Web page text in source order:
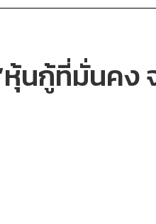
นกู้ที่มั่นคง